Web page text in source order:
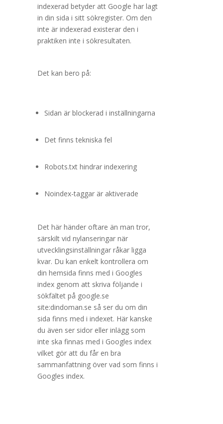
indexerad betyder att Google har lagt
in din sida i sitt sökregister. Om den
inte är indexerad existerar den i
praktiken inte i sökresultaten.
Det kan bero på:
Sidan är blockerad i inställningarna
Det finns tekniska fel
Robots.txt hindrar indexering
Noindex-taggar är aktiverade
Det här händer oftare än man tror,
särskilt vid nylanseringar när
utvecklingsinställningar råkar ligga
kvar. Du kan enkelt kontrollera om
din hemsida finns med i Googles
index genom att skriva följande i
sökfältet på google.se
site:dindoman.se så ser du om din
sida finns med i indexet. Här kanske
du även ser sidor eller inlägg som
inte ska finnas med i Googles index
vilket gör att du får en bra
sammanfattning över vad som finns i
Googles index.